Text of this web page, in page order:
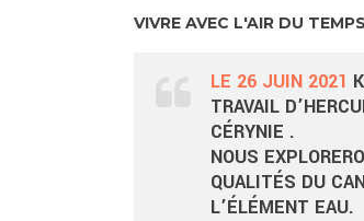
VIVRE AVEC L'AIR DU
LE 26 JUIN 2021
TRAVAIL
CÉRYNIE .
NOUS
QUALITÉS DU
L’ÉLÉMENT EAU.